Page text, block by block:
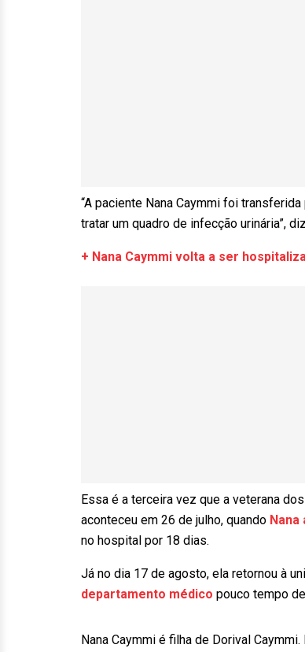
“A paciente Nana Caymmi foi
tratar um quadro de infecção urinária”,
+ Nana Caymmi volta a ser
Essa é a terceira vez que a veterana
aconteceu em 26 de julho, quando
no hospital por 18 dias.
Já no dia 17 de agosto, ela retornou à
departamento médico pouco tempo
Nana Caymmi é filha de Dorival